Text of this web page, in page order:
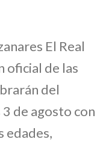
El Real
oficial de las
del
de agosto con
edades,